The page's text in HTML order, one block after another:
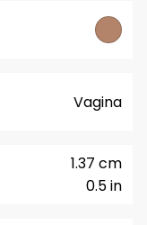
Vagina
0.5 in
1.37 cm